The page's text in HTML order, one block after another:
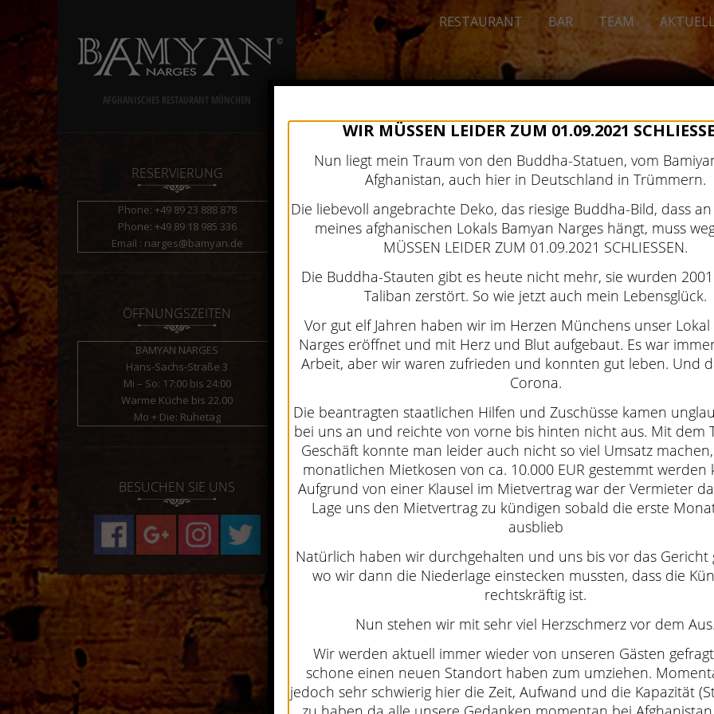
AFGHANISCHES RESTAURANT MÜNCHEN
RESERVIERUNG
Phone: +49 89 23 888 878
Phone: +49 89 18 985 336
Email : narges@bamyan.de
ÖFFNUNGSZEITEN
BAMYAN NARGES
Hans-Sachs-Straße 3
Mi – So: 17:00 bis 24:00
Warme Küche bis 22.00
Mo + Die: Ruhetag
BESUCHEN SIE UNS
TEAM
BAR
RESTAURANT
Es ist so weit…
… Kulinarische Reise nach
Ihr Lieben, seid dabei bei
Termin: 19.07.2018 von 18:00
– gebratene Auberginen mit
– Risotto-Reis mit
– afghanischer Schoko-Wallnuss
Preis: 99,00 EUR(inkl. Softgetränke
WIR MÜSSEN LEIDER ZUM 01.09.2021
Nun liegt mein Traum von den Buddha-Statuen, vom
Afghanistan, auch hier in Deutschland in Trümmern.
Die liebevoll angebrachte Deko, das riesige Buddha-Bild, dass
meines afghanischen Lokals Bamyan Narges hängt, muss
MÜSSEN LEIDER ZUM 01.09.2021 SCHLIESSEN.
Die Buddha-Stauten gibt es heute nicht mehr, sie wurden
Taliban zerstört. So wie jetzt auch mein Lebensglück.
Vor gut elf Jahren haben wir im Herzen Münchens unser Lokal
Narges eröffnet und mit Herz und Blut aufgebaut. Es war
Arbeit, aber wir waren zufrieden und konnten gut leben. Und
Corona.
Die beantragten staatlichen Hilfen und Zuschüsse kamen
bei uns an und reichte von vorne bis hinten nicht aus. Mit dem
Geschäft konnte man leider auch nicht so viel Umsatz
monatlichen Mietkosen von ca. 10.000 EUR gestemmt werden
Aufgrund von einer Klausel im Mietvertrag war der Vermieter
Lage uns den Mietvertrag zu kündigen sobald die erste
ausblieb
Natürlich haben wir durchgehalten und uns bis vor das Gericht
wo wir dann die Niederlage einstecken mussten, dass die
rechtskräftig ist.
Nun stehen wir mit sehr viel Herzschmerz vor dem Aus.
Wir werden aktuell immer wieder von unseren Gästen
schone einen neuen Standort haben zum umziehen.
jedoch sehr schwierig hier die Zeit, Aufwand und die Kapazität